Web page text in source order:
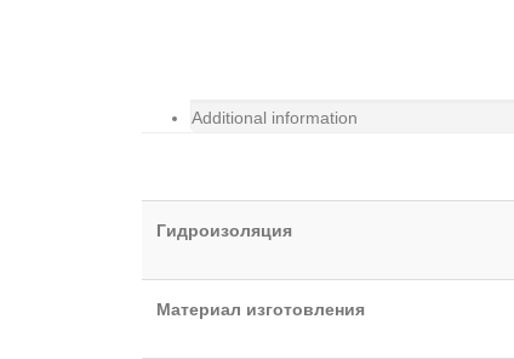
Additional information
Гидроизоляция
Материал изготовления